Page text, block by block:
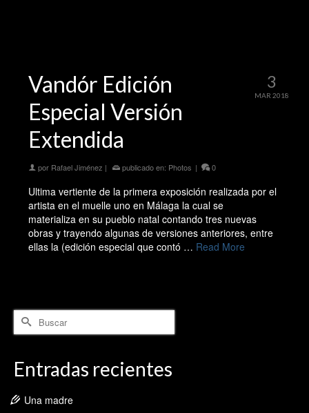
3
MAR 2018
Vandór Edición
Especial Versión
Extendida
por Rafael Jiménez | publicado en: Photos | 0
Ultima vertiente de la primera exposición realizada por el
artista en el muelle uno en Málaga la cual se
materializa en su pueblo natal contando tres nuevas
obras y trayendo algunas de versiones anteriores, entre
ellas la (edición especial que contó … Read More
Buscar
por:
Entradas recientes
Una madre